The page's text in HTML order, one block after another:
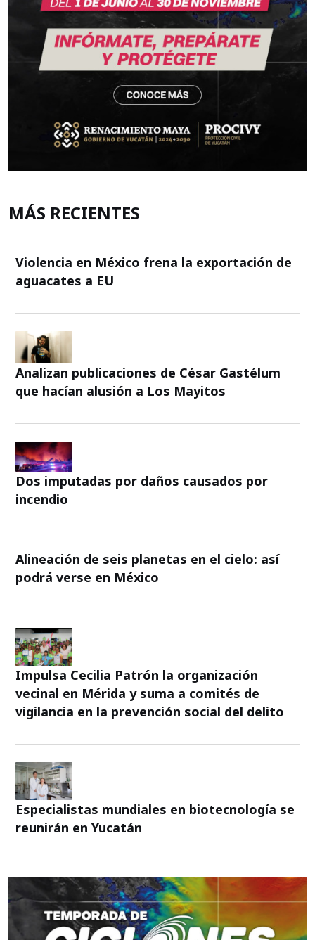
MÁS RECIENTES
Violencia en México frena la exportación de
aguacates a EU
Analizan publicaciones de César Gastélum
que hacían alusión a Los Mayitos
Dos imputadas por daños causados por
incendio
Alineación de seis planetas en el cielo: así
podrá verse en México
Impulsa Cecilia Patrón la organización
vecinal en Mérida y suma a comités de
vigilancia en la prevención social del delito
Especialistas mundiales en biotecnología se
reunirán en Yucatán